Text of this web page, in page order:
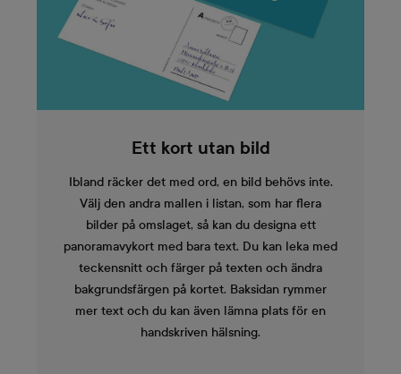
Ett kort utan bild
Ibland räcker det med ord, en bild behövs inte.
Välj den andra mallen i listan, som har flera
bilder på omslaget, så kan du designa ett
panoramavykort med bara text. Du kan leka med
teckensnitt och färger på texten och ändra
bakgrundsfärgen på kortet. Baksidan rymmer
mer text och du kan även lämna plats för en
handskriven hälsning.